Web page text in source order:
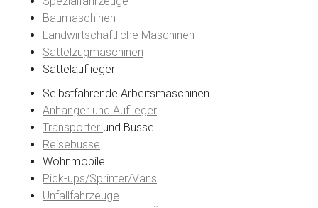
Getriebe
Bekannte Schäden
Kilometerstand
Preisvorstellung
Baumaschinen
Landwirtschaftliche Maschinen
Sattelzugmaschinen
Sattelauflieger
Selbstfahrende Arbeitsmaschinen
Anhänger und Auflieger
Transporter und Busse
Reisebusse
Wohnmobile
Pick-ups/Sprinter/Vans
Unfallfahrzeuge